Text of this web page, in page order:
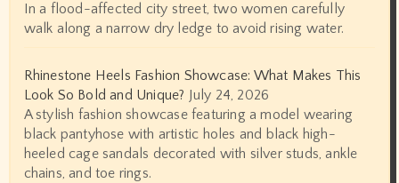
In a flood-affected city street, two women carefully
walk along a narrow dry ledge to avoid rising water.
Rhinestone Heels Fashion Showcase: What Makes This
Look So Bold and Unique? July 24, 2026
A stylish fashion showcase featuring a model wearing
black pantyhose with artistic holes and black high-
heeled cage sandals decorated with silver studs, ankle
chains, and toe rings.